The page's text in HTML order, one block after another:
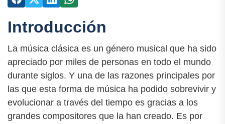
Introducción
La música clásica es un género musical que ha sido
apreciado por miles de personas en todo el mundo
durante siglos. Y una de las razones principales por
las que esta forma de música ha podido sobrevivir y
evolucionar a través del tiempo es gracias a los
grandes compositores que la han creado. Es por